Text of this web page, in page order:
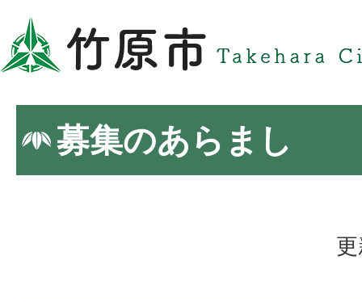
募集のあらまし